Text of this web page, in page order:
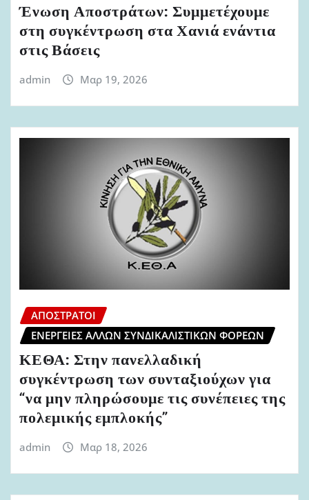
Ένωση Αποστράτων: Συμμετέχουμε
στη συγκέντρωση στα Χανιά ενάντια
στις Βάσεις
admin Μαρ 19, 2026
ΑΠΌΣΤΡΑΤΟΙ
ΕΝΈΡΓΕΙΕΣ ΆΛΛΩΝ ΣΥΝΔΙΚΑΛΙΣΤΙΚΏΝ ΦΟΡΈΩΝ
ΚΕΘΑ: Στην πανελλαδική
συγκέντρωση των συνταξιούχων για
“να μην πληρώσουμε τις συνέπειες της
πολεμικής εμπλοκής”
admin Μαρ 18, 2026